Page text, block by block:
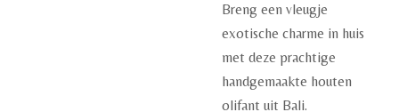
Breng een vleugje
exotische charme in huis
met deze prachtige
handgemaakte houten
olifant uit Bali.